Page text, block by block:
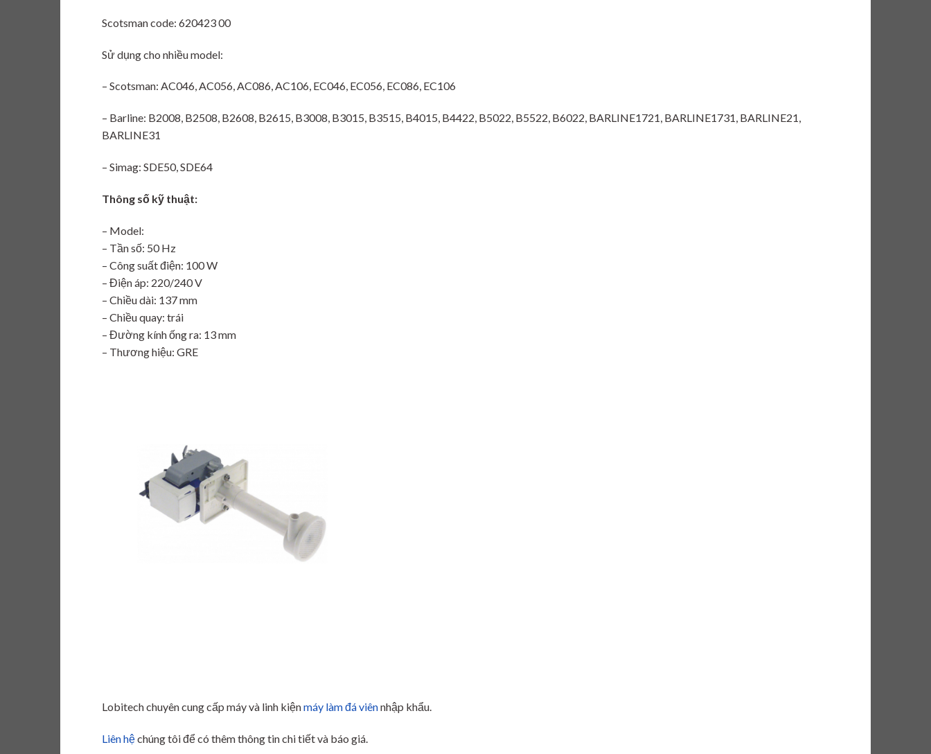
Scotsman code: 620423 00
Sử dụng cho nhiều model:
– Scotsman: AC046, AC056, AC086, AC106, EC046, EC056, EC086, EC106
– Barline: B2008, B2508, B2608, B2615, B3008, B3015, B3515, B4015, B4422, B5022, B5522, B6022, BARLINE1721, BARLINE1731, BARLINE21,
BARLINE31
– Simag: SDE50, SDE64
Thông số kỹ thuật:
– Model:
– Tần số: 50 Hz
– Công suất điện: 100 W
– Điện áp: 220/240 V
– Chiều dài: 137 mm
– Chiều quay: trái
– Đường kính ống ra: 13 mm
– Thương hiệu: GRE
Lobitech chuyên cung cấp máy và linh kiệnmáy làm đá viênnhập khẩu.
Liên hệchúng tôi để có thêm thông tin chi tiết và báo giá.